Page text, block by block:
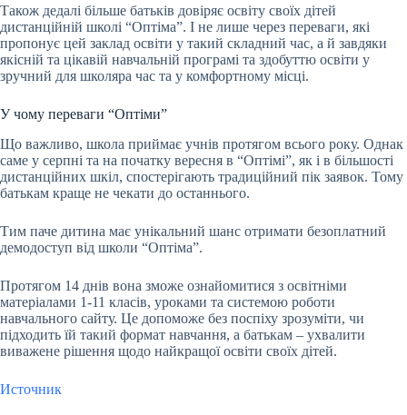
Також дедалі більше батьків довіряє освіту своїх дітей
дистанційній школі “Оптіма”. І не лише через переваги, які
пропонує цей заклад освіти у такий складний час, а й завдяки
якісній та цікавій навчальній програмі та здобуттю освіти у
зручний для школяра час та у комфортному місці.
У чому переваги “Оптіми”
Що важливо, школа приймає учнів протягом всього року. Однак
саме у серпні та на початку вересня в “Оптімі”, як і в більшості
дистанційних шкіл, спостерігають традиційний пік заявок. Тому
батькам краще не чекати до останнього.
Тим паче дитина має унікальний шанс отримати безоплатний
демодоступ від школи “Оптіма”.
Протягом 14 днів вона зможе ознайомитися з освітніми
матеріалами 1-11 класів, уроками та системою роботи
навчального сайту. Це допоможе без поспіху зрозуміти, чи
підходить їй такий формат навчання, а батькам – ухвалити
виважене рішення щодо найкращої освіти своїх дітей.
Источник